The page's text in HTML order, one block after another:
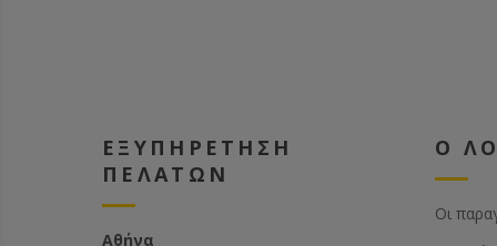
ΕΞΥΠΗΡΕΤΗΣΗ
ΠΕΛΑΤΩΝ
Αθήνα
Ο
Οι